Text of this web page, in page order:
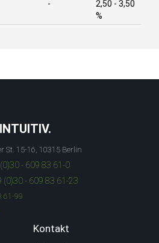
-
2,50 - 3,50
%
St. 15-16, 10315 Berlin
- 609 83 61-0
(0)30 - 609 83 61-23
61-99
Kontakt